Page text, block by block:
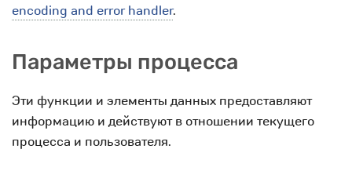
encoding and error handler.
Параметры процесса
Эти функции и элементы данных предоставляют
информацию и действуют в отношении текущего
процесса и пользователя.